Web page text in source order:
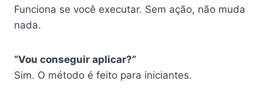
Funciona se você executar. Sem ação, não muda
nada.
“Vou conseguir aplicar?”
Sim. O método é feito para iniciantes.